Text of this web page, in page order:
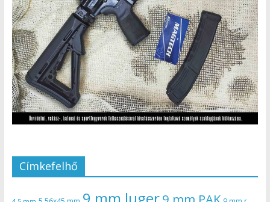
Címkefelhő
9 mm luger